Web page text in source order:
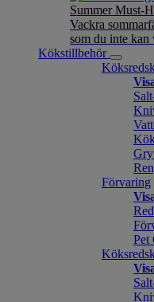
Summer Must-
Vackra
som du inte kan
Kökstillbehör
Förvaring
Pet